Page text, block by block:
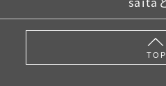
TOP